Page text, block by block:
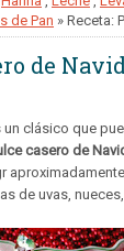
de Pan » Receta:
de
un clásico que
casero de
de uvas,